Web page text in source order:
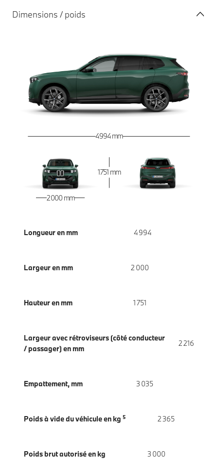
Dimensions / poids
4 994 mm
2 000 mm
1 751 mm
Longueur en mm 4 994
Largeur en mm 2 000
Hauteur en mm 1 751
Largeur avec rétroviseurs (côté conducteur
/ passager) en mm
2 216
Empattement, mm 3 035
Poids à vide du véhicule en kg 5 2 365
Poids brut autorisé en kg 3 000